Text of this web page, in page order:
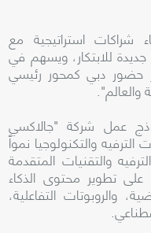
استراتيجية مع
جديدة للابتكار، ويسهم في
حضور دبي كمحور رئيسي
عمل شركة "جالاكسي
والتكنولوجيا نمواً
والتقنيات المتقدمة
تطوير محتوى الذكاء
والروبوتات التفاعلية،